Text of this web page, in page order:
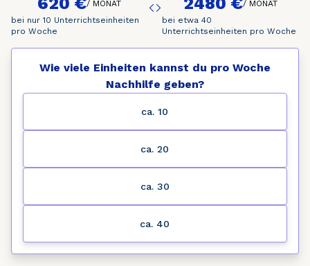
/ MONAT
bei nur 10 Unterrichtseinheiten
pro Woche
/ MONAT
bei etwa 40
Unterrichtseinheiten pro Woche
Wie viele Einheiten kannst du pro Woche
Nachhilfe geben?
ca. 10
ca. 20
ca. 30
ca. 40